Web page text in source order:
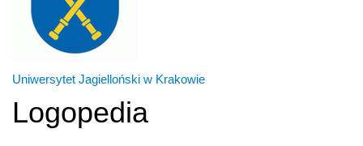
Uniwersytet Jagielloński w Krakowie
Logopedia